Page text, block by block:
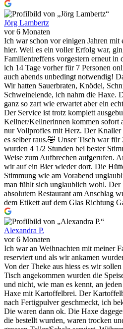
Jörg Lambertz
vor 6 Monaten
Ich war schon vor einigen Jahren
hier. Weil es ein voller Erfolg war,
Familientreffens vorgestern erneut in
ich 14 Tage vorher für 7 Personen
auch abends unbedingt notwendig!
Wir hatten Sauerbraten, Knödel,
Schweinelende, ich nahm die Haxe.
ganz so zart wie erwartet aber ein
Der Service ist trotz komplett
Kellner/Kellnerinnen kommen sofort
nur Vollprofies mit Herz. Der
es selber raus.🤣 Unser Tisch war für
wurden 4 1/2 Stunden bei bester
Weise zum Aufbrechen aufgerufen.
wir auf ein Bier wieder dort. Die
Stimmung wie am Vorabend
man fühlt sich unglaublich wohl. Der
absolutem Restaurant am Anschlag
dem Etikett auf dem Glas Richtung
Alexandra P.
vor 6 Monaten
Ich war an Weihnachten mit meiner
reserviert und als wir ankamen
Von der Theke aus hiess es wir
Tisch angekommen wurden die
und nicht, wie man es kennt, an
Haxe mit Kartoffelbrei. Der
nach Fertigpulver geschmeckt, ich
Die waren dann ok. Die Haxe
die bestellt wurden, waren trocken